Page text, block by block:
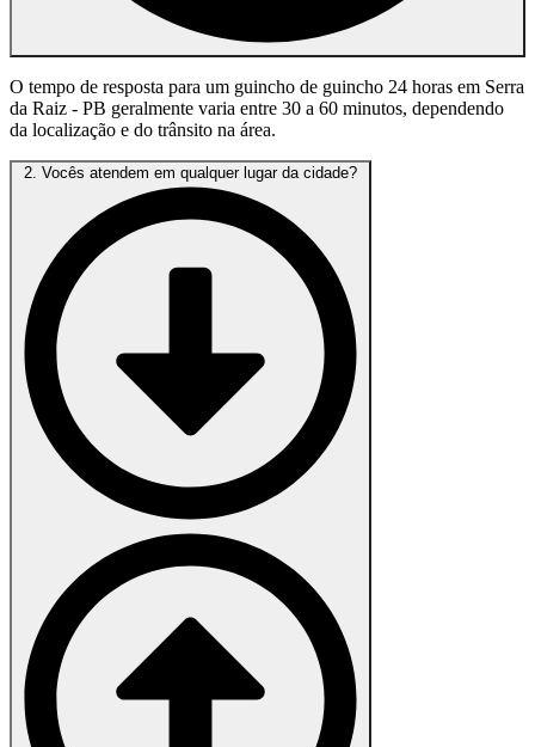
O tempo de resposta para um guincho de guincho 24 horas em Serra
da Raiz - PB geralmente varia entre 30 a 60 minutos, dependendo
da localização e do trânsito na área.
2. Vocês atendem em qualquer lugar da cidade?